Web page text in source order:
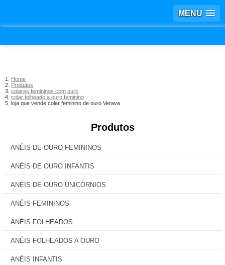
MENU
Home
Produtos
colares femininos com ouro
colar folheado a ouro feminino
loja que vende colar feminino de ouro Verava
Produtos
ANÉIS DE OURO FEMININOS
ANÉIS DE OURO INFANTIS
ANÉIS DE OURO UNICÓRNIOS
ANÉIS FEMININOS
ANÉIS FOLHEADOS
ANÉIS FOLHEADOS A OURO
ANÉIS INFANTIS